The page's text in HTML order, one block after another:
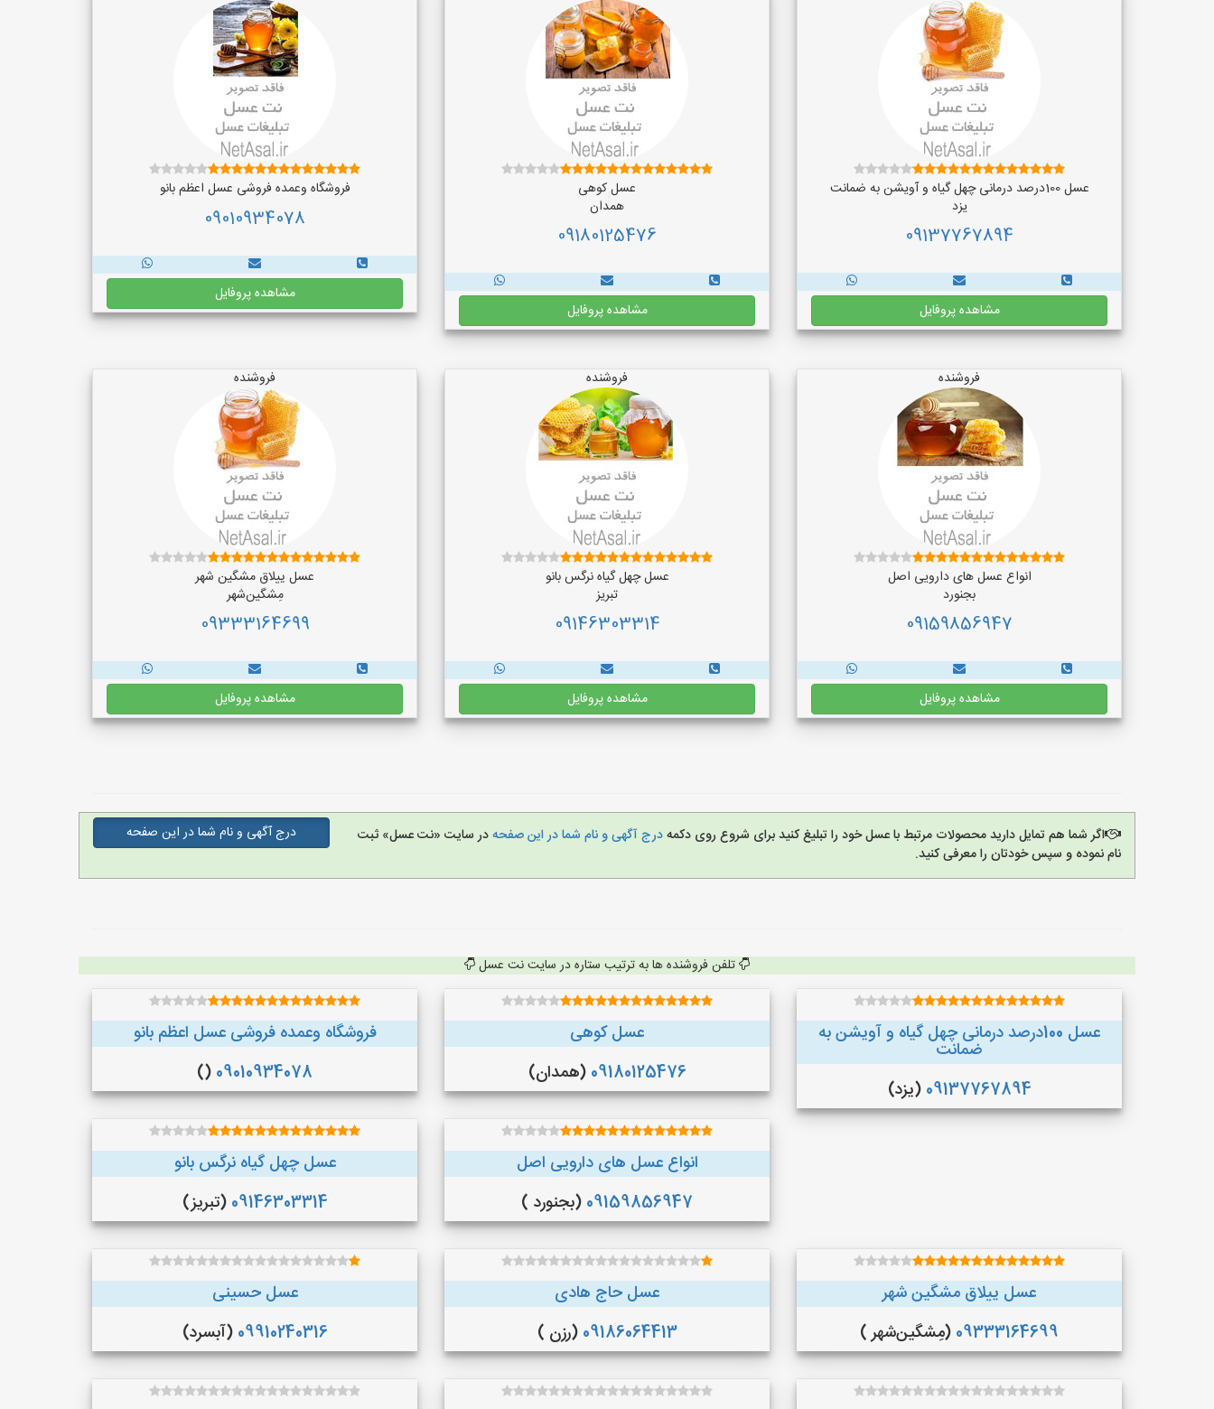
عسل 100درصد درمانی چهل گیاه و آویشن به ضمانت
یزد
09137767894
مشاهده پروفایل
عسل کوهی
همدان
09180125476
مشاهده پروفایل
فروشگاه وعمده فروشی عسل اعظم بانو
09010934078
مشاهده پروفایل
فروشنده
انواع عسل های دارویی اصل
بجنورد
09159856947
مشاهده پروفایل
فروشنده
عسل چهل گیاه نرگس بانو
تبریز
09146303314
مشاهده پروفایل
فروشنده
عسل ییلاق مشگین شهر
مِشگین‌شهر
09333164699
مشاهده پروفایل
اگر شما هم تمایل دارید محصولات مرتبط با عسل خود را تبلیغ کنید برای شروع روی دکمهدرج آگهی و نام شما در این صفحهدر سایت «نت عسل» ثبت
نام نموده و سپس خودتان را معرفی کنید.
درج آگهی و نام شما در این صفحه
تلفن فروشنده ها به ترتیب ستاره در سایت نت عسل
عسل 100درصد درمانی چهل گیاه و آویشن به
ضمانت
09137767894 (یزد)
عسل کوهی
09180125476 (همدان)
فروشگاه وعمده فروشی عسل اعظم بانو
09010934078
()
انواع عسل های دارویی اصل
09159856947 (بجنورد )
عسل چهل گیاه نرگس بانو
09146303314 (تبریز)
عسل ییلاق مشگین شهر
09333164699 (مِشگین‌شهر )
عسل حاج هادی
09186064413 (رزن )
عسل حسینی
09910240316 (آبسرد)